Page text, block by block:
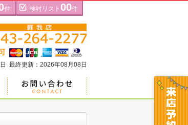
件 検討リスト 00件
最終更新：2026年08月08日